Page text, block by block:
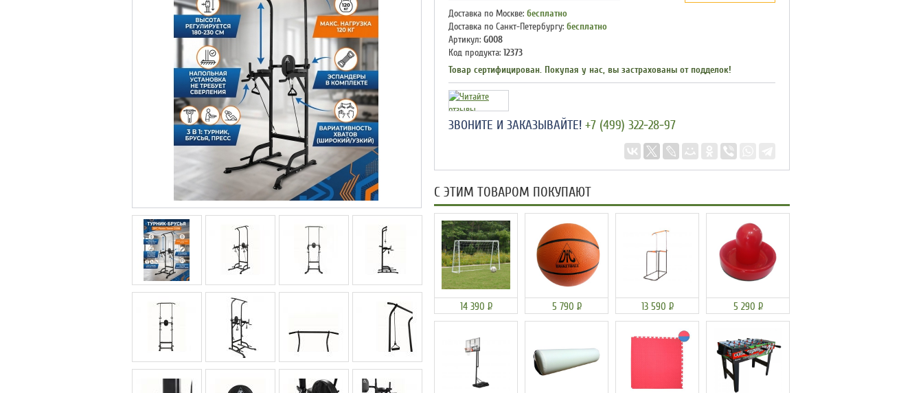
Доставка по Москве: бесплатно
Доставка по Санкт-Петербургу: бесплатно
Артикул: G008
Код продукта: 12373
Товар сертифицирован. Покупая у нас, вы застрахованы от подделок!
ЗВОНИТЕ И ЗАКАЗЫВАЙТЕ! +7 (499) 322-28-97
С ЭТИМ ТОВАРОМ ПОКУПАЮТ
14 390 Р 5 790 Р 13 590 Р 5 290 Р